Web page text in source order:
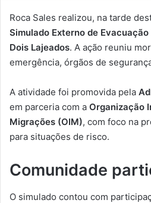
Roca Sales realizou, na tarde
Simulado Externo de
Dois Lajeados. A ação reuniu
emergência, órgãos de
A atividade foi promovida pela
em parceria com a Organização
Migrações (OIM), com foco na
para situações de risco.
Comunidade
O simulado contou com